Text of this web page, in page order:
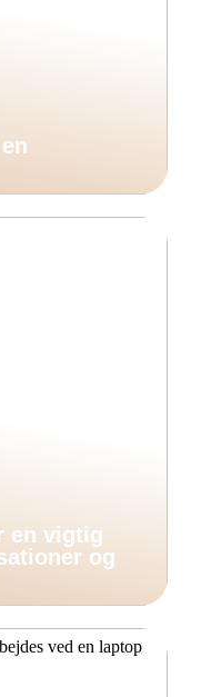
en vigtig
og